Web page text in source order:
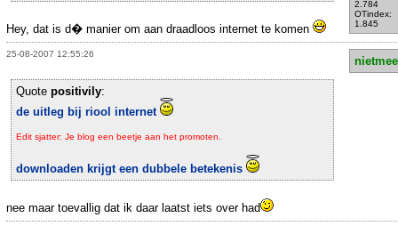
2.784
OTindex:
1.845
Hey, dat is d� manier om aan draadloos internet te komen
25-08-2007 12:55:26
Quote positivily:
de uitleg bij riool internet
Edit sjatter: Je blog een beetje aan het promoten.
downloaden krijgt een dubbele betekenis
nee maar toevallig dat ik daar laatst iets over had